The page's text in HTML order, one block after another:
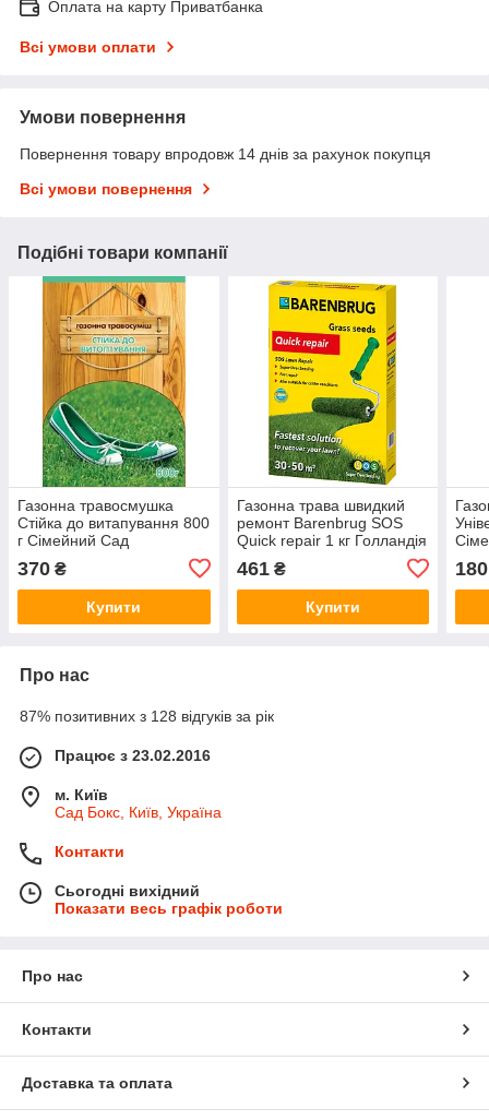
Оплата на карту Приватбанка
Всі умови оплати
Умови повернення
Повернення товару впродовж 14 днів за рахунок покупця
Всі умови повернення
Подібні товари компанії
Газонна травосмушка
Стійка до витапування 800
г Сімейний Сад
370 ₴
Купити
Газонна трава швидкий
ремонт Barenbrug SOS
Quick repair 1 кг Голландія
461₴
Купити
180
Про нас
87% позитивних з 128 відгуків за рік
Працює з 23.02.2016
м. Київ
Сад Бокс, Київ, Україна
Контакти
Сьогодні вихідний
Показати весь графік роботи
Про нас
Контакти
Доставка та оплата